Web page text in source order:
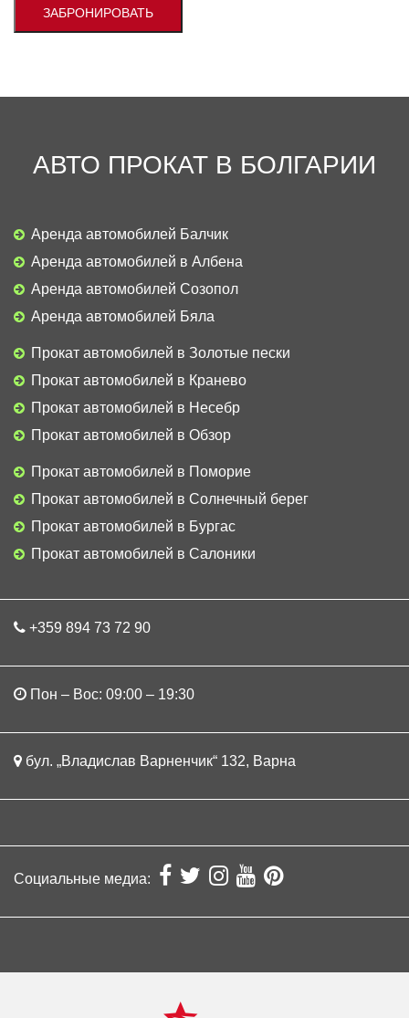
АВТО ПРОКАТ В БОЛГАРИИ
Аренда автомобилей Балчик
Аренда автомобилей в Албена
Аренда автомобилей Созопол
Аренда автомобилей Бяла
Прокат автомобилей в Золотые пески
Прокат автомобилей в Кранево
Прокат автомобилей в Несебр
Прокат автомобилей в Обзор
Прокат автомобилей в Поморие
Прокат автомобилей в Солнечный берег
Прокат автомобилей в Бургас
Прокат автомобилей в Салоники
+359 894 73 72 90
Пон – Вос: 09:00 – 19:30
бул. „Владислав Варненчик“ 132, Варна
Социальные медиа: